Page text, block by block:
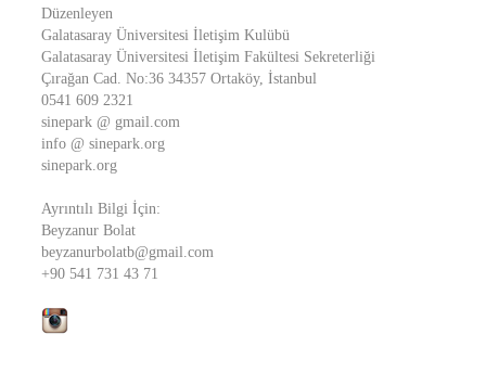
Düzenleyen
Galatasaray Üniversitesi İletişim Kulübü
Galatasaray Üniversitesi İletişim Fakültesi Sekreterliği
Çırağan Cad. No:36 34357 Ortaköy, İstanbul
0541 609 2321
sinepark @ gmail.com
info @ sinepark.org
sinepark.org
Ayrıntılı Bilgi İçin:
Beyzanur Bolat
beyzanurbolatb@gmail.com
+90 541 731 43 71